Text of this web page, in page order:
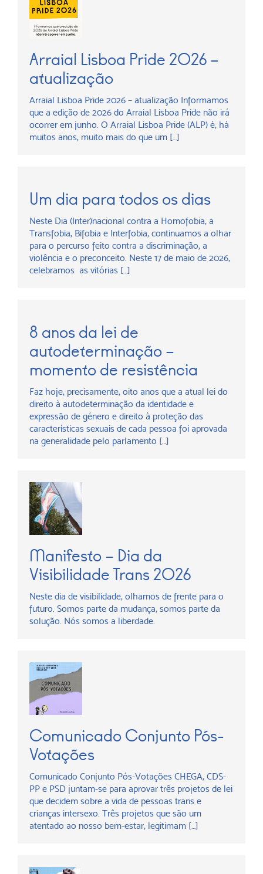
Arraial Lisboa Pride 2026 –
atualização
Arraial Lisboa Pride 2026 – atualização Informamos
que a edição de 2026 do Arraial Lisboa Pride não irá
ocorrer em junho. O Arraial Lisboa Pride (ALP) é, há
muitos anos, muito mais do que um […]
Um dia para todos os dias
Neste Dia (Inter)nacional contra a Homofobia, a
Transfobia, Bifobia e Interfobia, continuamos a olhar
para o percurso feito contra a discriminação, a
violência e o preconceito. Neste 17 de maio de 2026,
celebramos as vitórias […]
8 anos da lei de
autodeterminação –
momento de resistência
Faz hoje, precisamente, oito anos que a atual lei do
direito à autodeterminação da identidade e
expressão de género e direito à proteção das
características sexuais de cada pessoa foi aprovada
na generalidade pelo parlamento […]
Manifesto – Dia da
Visibilidade Trans 2026
Neste dia de visibilidade, olhamos de frente para o
futuro. Somos parte da mudança, somos parte da
solução. Nós somos a liberdade.
Comunicado Conjunto Pós-
Votações
Comunicado Conjunto Pós-Votações CHEGA, CDS-
PP e PSD juntam-se para aprovar três projetos de lei
que decidem sobre a vida de pessoas trans e
crianças intersexo. Três projetos que são um
atentado ao nosso bem-estar, legitimam […]